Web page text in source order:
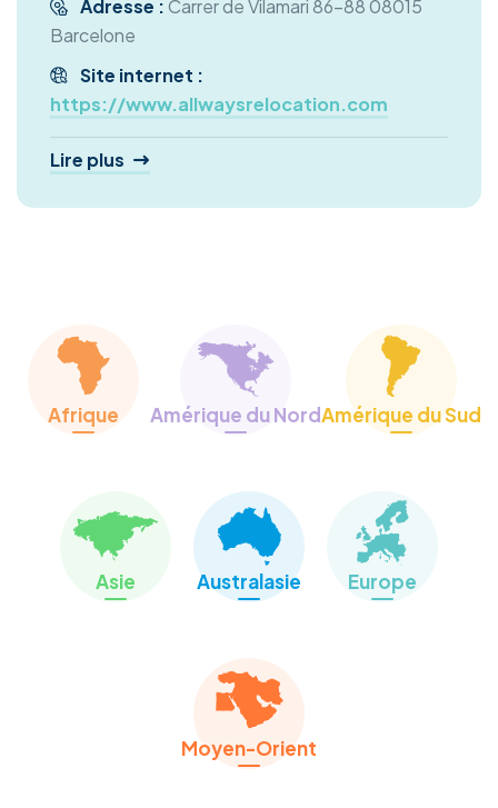
Afrique Amérique du NordAmérique du Sud
Asie Australasie Europe
Moyen-Orient
Adresse :Carrer de Vilamari 86-88 08015
Barcelone
Site internet :
https://www.allwaysrelocation.com
Services proposés :
Recherche de logement temporaire
Les services complémentaires :
Importation des véhicules et
immatriculation
Madrid, Barcelone, Valence, Alicante
Description et historique de la société :
All Ways Relocation (anciennement Orbinet) est
mettons tout en œuvre pour fournir un service
personnalisé et sur mesure à l’expatrié et sa
famille tout en offrant un maximum de flexibilité
aux départements de mobilité des
Lire plus